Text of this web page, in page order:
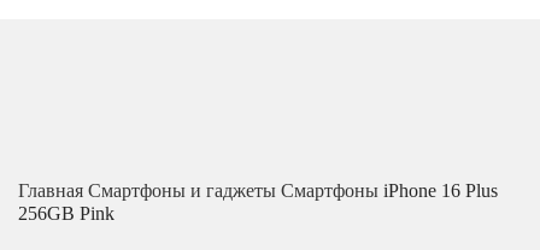
Главная Смартфоны и гаджеты Смартфоны iPhone 16 Plus
256GB Pink